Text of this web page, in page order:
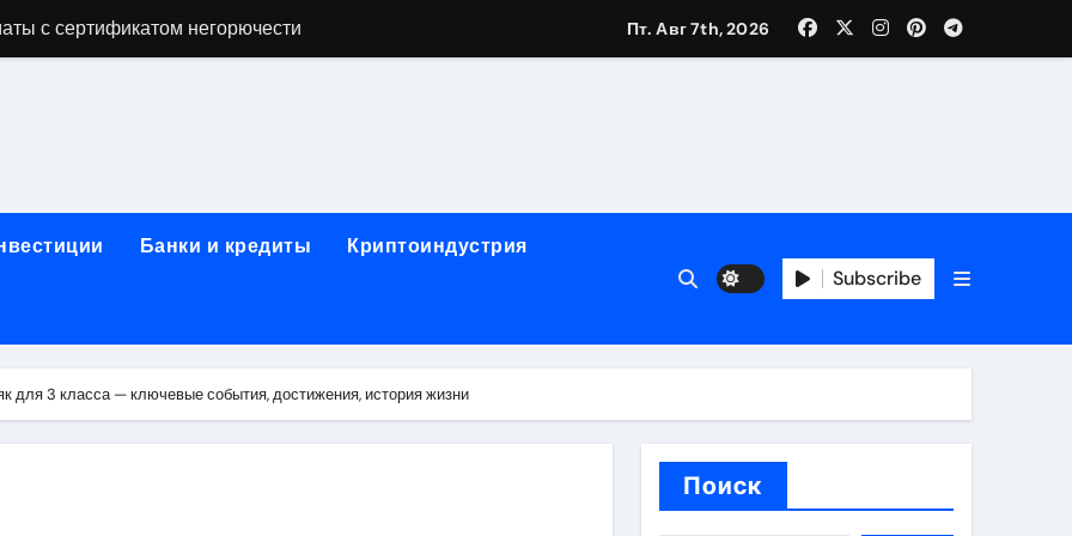
с сертификатом негорючести
и направляющих для конвейерных лент
лотков для хранения электронных компонентов
этапы строительства, проверка застройщика и сценарии оформления сделки
информация о сельскохозяйственных предприятиях
Пт. Авг 7th, 2026
Банки и кредиты Криптоиндустрия
Subscribe
для 3 класса — ключевые события, достижения, история жизни
Поиск